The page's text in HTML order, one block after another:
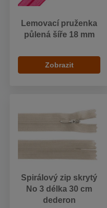
Lemovací pruženka
půlená šíře 18 mm
Zobrazit
Spirálový zip skrytý
No 3 délka 30 cm
dederon